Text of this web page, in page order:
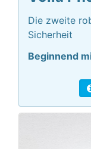
Die zweite
Sicherheit
Beginnend